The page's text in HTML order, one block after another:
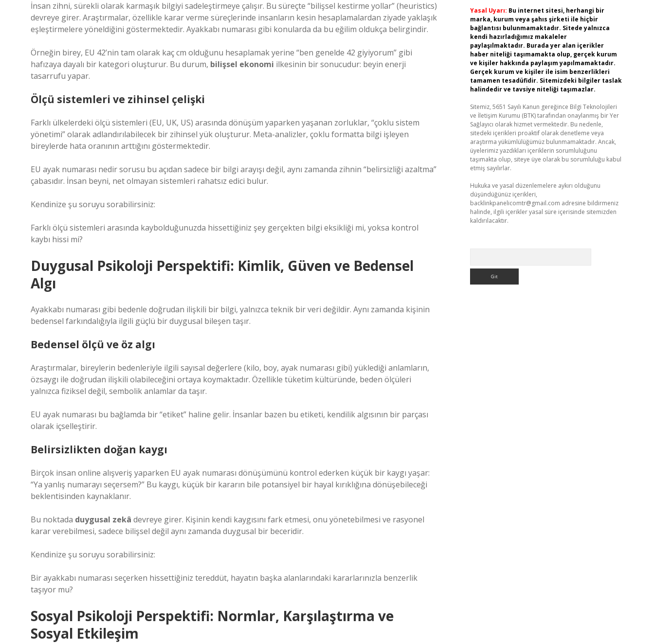
İnsan zihni, sürekli olarak karmaşık bilgiyi sadeleştirmeye çalışır. Bu süreçte “bilişsel kestirme yollar” (heuristics)
devreye girer. Araştırmalar, özellikle karar verme süreçlerinde insanların kesin hesaplamalardan ziyade yaklaşık
eşleştirmelere yöneldiğini göstermektedir. Ayakkabı numarası gibi konularda da bu eğilim oldukça belirgindir.
Örneğin birey, EU 42’nin tam olarak kaç cm olduğunu hesaplamak yerine “ben genelde 42 giyiyorum” gibi
hafızaya dayalı bir kategori oluşturur. Bu durum, bilişsel ekonomi ilkesinin bir sonucudur: beyin enerji
tasarrufu yapar.
Ölçü sistemleri ve zihinsel çelişki
Farklı ülkelerdeki ölçü sistemleri (EU, UK, US) arasında dönüşüm yaparken yaşanan zorluklar, “çoklu sistem
yönetimi” olarak adlandırılabilecek bir zihinsel yük oluşturur. Meta-analizler, çoklu formatta bilgi işleyen
bireylerde hata oranının arttığını göstermektedir.
EU ayak numarası nedir sorusu bu açıdan sadece bir bilgi arayışı değil, aynı zamanda zihnin “belirsizliği azaltma”
çabasıdır. İnsan beyni, net olmayan sistemleri rahatsız edici bulur.
Kendinize şu soruyu sorabilirsiniz:
Farklı ölçü sistemleri arasında kaybolduğunuzda hissettiğiniz şey gerçekten bilgi eksikliği mi, yoksa kontrol
kaybı hissi mi?
Duygusal Psikoloji Perspektifi: Kimlik, Güven ve Bedensel
Algı
Ayakkabı numarası gibi bedenle doğrudan ilişkili bir bilgi, yalnızca teknik bir veri değildir. Aynı zamanda kişinin
bedensel farkındalığıyla ilgili güçlü bir duygusal bileşen taşır.
Bedensel ölçü ve öz algı
Araştırmalar, bireylerin bedenleriyle ilgili sayısal değerlere (kilo, boy, ayak numarası gibi) yüklediği anlamların,
özsaygı ile doğrudan ilişkili olabileceğini ortaya koymaktadır. Özellikle tüketim kültüründe, beden ölçüleri
yalnızca fiziksel değil, sembolik anlamlar da taşır.
EU ayak numarası bu bağlamda bir “etiket” haline gelir. İnsanlar bazen bu etiketi, kendilik algısının bir parçası
olarak içselleştirir.
Belirsizlikten doğan kaygı
Birçok insan online alışveriş yaparken EU ayak numarası dönüşümünü kontrol ederken küçük bir kaygı yaşar:
“Ya yanlış numarayı seçersem?” Bu kaygı, küçük bir kararın bile potansiyel bir hayal kırıklığına dönüşebileceği
beklentisinden kaynaklanır.
Bu noktada duygusal zekâ devreye girer. Kişinin kendi kaygısını fark etmesi, onu yönetebilmesi ve rasyonel
karar verebilmesi, sadece bilişsel değil aynı zamanda duygusal bir beceridir.
Kendinize şu soruyu sorabilirsiniz:
Bir ayakkabı numarası seçerken hissettiğiniz tereddüt, hayatın başka alanlarındaki kararlarınızla benzerlik
taşıyor mu?
Sosyal Psikoloji Perspektifi: Normlar, Karşılaştırma ve
Sosyal Etkileşim
Yasal Uyarı: Bu internet sitesi, herhangi bir
marka, kurum veya şahıs şirketi ile hiçbir
bağlantısı bulunmamaktadır. Sitede yalnızca
kendi hazırladığımız makaleler
paylaşılmaktadır. Burada yer alan içerikler
haber niteliği taşımamakta olup, gerçek kurum
ve kişiler hakkında paylaşım yapılmamaktadır.
Gerçek kurum ve kişiler ile isim benzerlikleri
tamamen tesadüfidir. Sitemizdeki bilgiler taslak
halindedir ve tavsiye niteliği taşımazlar.
Sitemiz, 5651 Sayılı Kanun gereğince Bilgi Teknolojileri
ve İletişim Kurumu (BTK) tarafından onaylanmış bir Yer
Sağlayıcı olarak hizmet vermektedir. Bu nedenle,
sitedeki içerikleri proaktif olarak denetleme veya
araştırma yükümlülüğümüz bulunmamaktadır. Ancak,
üyelerimiz yazdıkları içeriklerin sorumluluğunu
taşımakta olup, siteye üye olarak bu sorumluluğu kabul
etmiş sayılırlar.
Hukuka ve yasal düzenlemelere aykırı olduğunu
düşündüğünüz içerikleri,
backlinkpanelicomtr@gmail.com adresine bildirmeniz
halinde, ilgili içerikler yasal süre içerisinde sitemizden
kaldırılacaktır.